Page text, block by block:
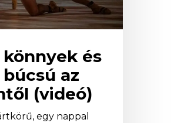
könnyek és
az
(videó)
egy nappal